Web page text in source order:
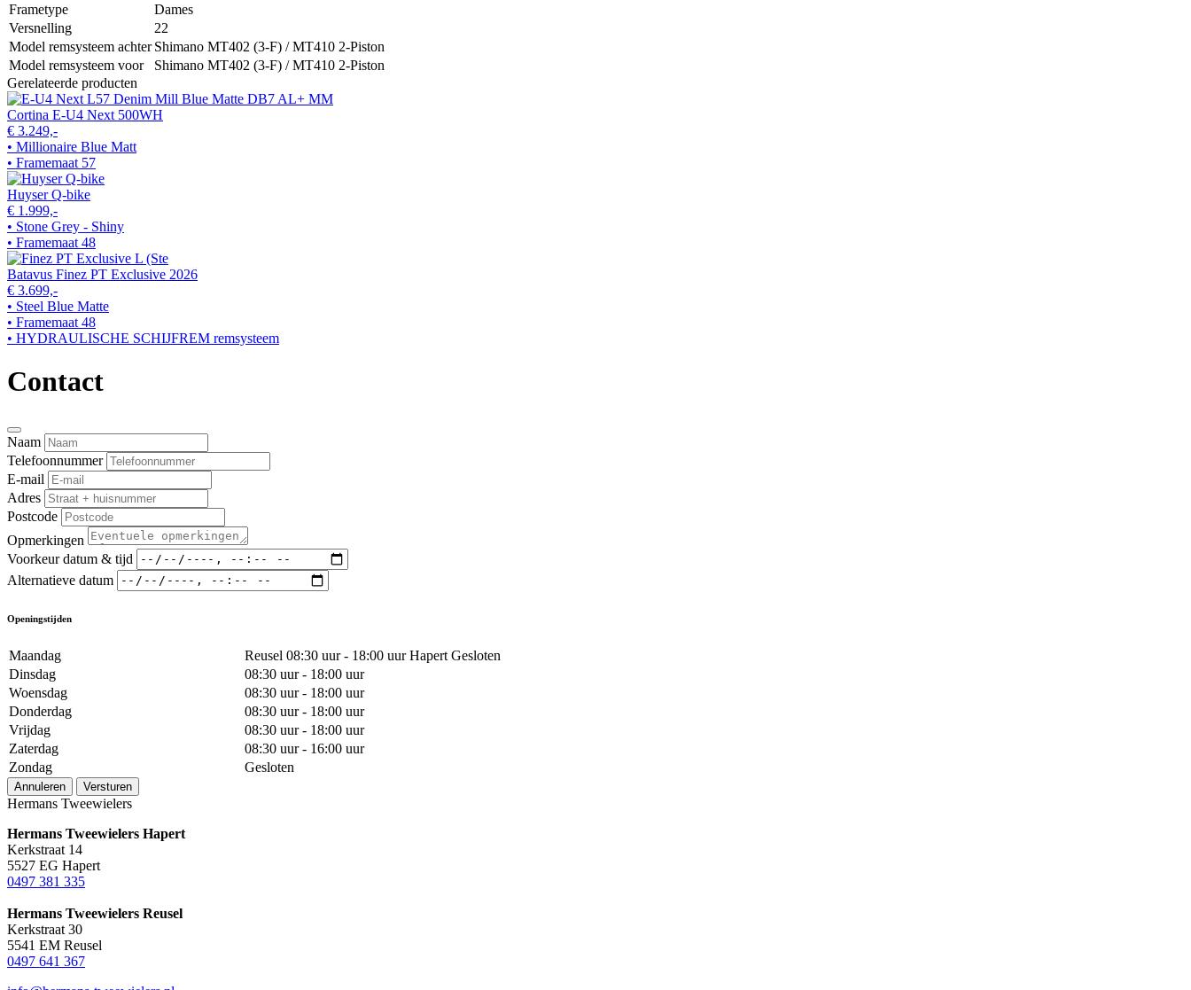
Frametype
Dames
Versnelling
22
Model remsysteem achter Shimano MT402 (3-F) / MT410 2-Piston
Model remsysteem voor
Shimano MT402 (3-F) / MT410 2-Piston
Gerelateerde producten
Cortina E-U4 Next 500WH
€ 3.249,-
• Millionaire Blue Matt
• Framemaat 57
Huyser Q-bike
€ 1.999,-
• Stone Grey - Shiny
• Framemaat 48
Batavus Finez PT Exclusive 2026
€ 3.699,-
• Steel Blue Matte
• Framemaat 48
• HYDRAULISCHE SCHIJFREM remsysteem
Contact
Naam
Telefoonnummer
E-mail
Adres
Postcode
Opmerkingen
Voorkeur datum & tijd
Alternatieve datum
Openingstijden
Maandag
Reusel 08:30 uur - 18:00 uur Hapert Gesloten
Dinsdag
08:30 uur - 18:00 uur
Woensdag
08:30 uur - 18:00 uur
Donderdag
08:30 uur - 18:00 uur
Vrijdag
08:30 uur - 18:00 uur
Zaterdag
08:30 uur - 16:00 uur
Zondag
Gesloten
Annuleren Versturen
Hermans Tweewielers
Hermans Tweewielers Hapert
Kerkstraat 14
5527 EG Hapert
0497 381 335
Hermans Tweewielers Reusel
Kerkstraat 30
5541 EM Reusel
0497 641 367